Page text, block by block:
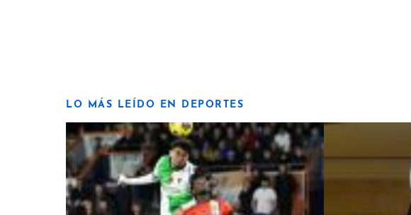
LO MÁS LEÍDO EN DEPORTES